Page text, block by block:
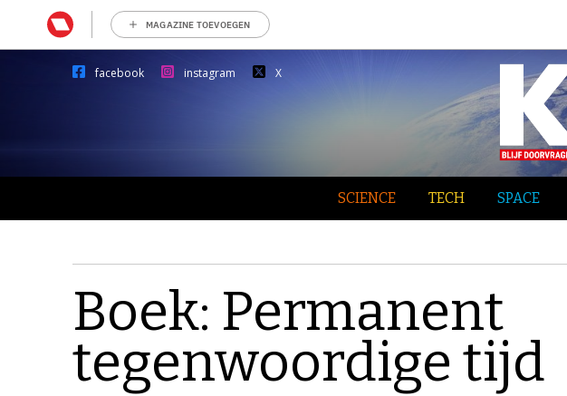
MAGAZINE TOEVOEGEN
facebook instagram X
SCIENCE TECH SPACE
Boek: Permanent
tegenwoordige tijd